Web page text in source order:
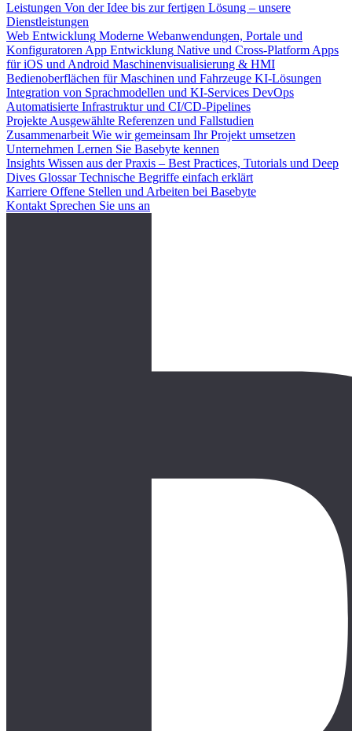
Leistungen Von der Idee bis zur fertigen Lösung – unsere
Dienstleistungen
Web Entwicklung Moderne Webanwendungen, Portale und
Konfiguratoren App Entwicklung Native und Cross-Platform Apps
für iOS und Android Maschinenvisualisierung & HMI
Bedienoberflächen für Maschinen und Fahrzeuge KI-Lösungen
Integration von Sprachmodellen und KI-Services DevOps
Automatisierte Infrastruktur und CI/CD-Pipelines
Projekte Ausgewählte Referenzen und Fallstudien
Zusammenarbeit Wie wir gemeinsam Ihr Projekt umsetzen
Unternehmen Lernen Sie Basebyte kennen
Insights Wissen aus der Praxis – Best Practices, Tutorials und Deep
Dives Glossar Technische Begriffe einfach erklärt
Karriere Offene Stellen und Arbeiten bei Basebyte
Kontakt Sprechen Sie uns an